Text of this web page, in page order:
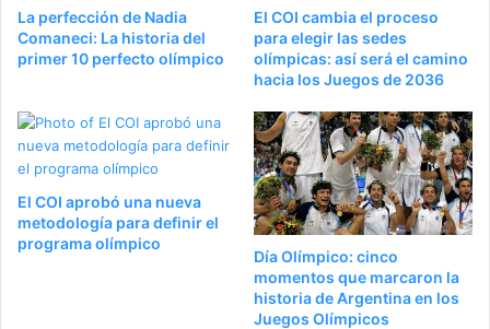
La perfección de Nadia
Comaneci: La historia del
primer 10 perfecto olímpico
El COI cambia el proceso
para elegir las sedes
olímpicas: así será el camino
hacia los Juegos de 2036
El COI aprobó una nueva
metodología para definir el
programa olímpico
Día Olímpico: cinco
momentos que marcaron la
historia de Argentina en los
Juegos Olímpicos